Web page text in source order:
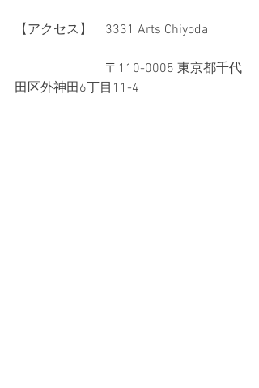
【アクセス】　3331 Arts Chiyoda
〒110-0005 東京都千代
田区外神田6丁目11-4